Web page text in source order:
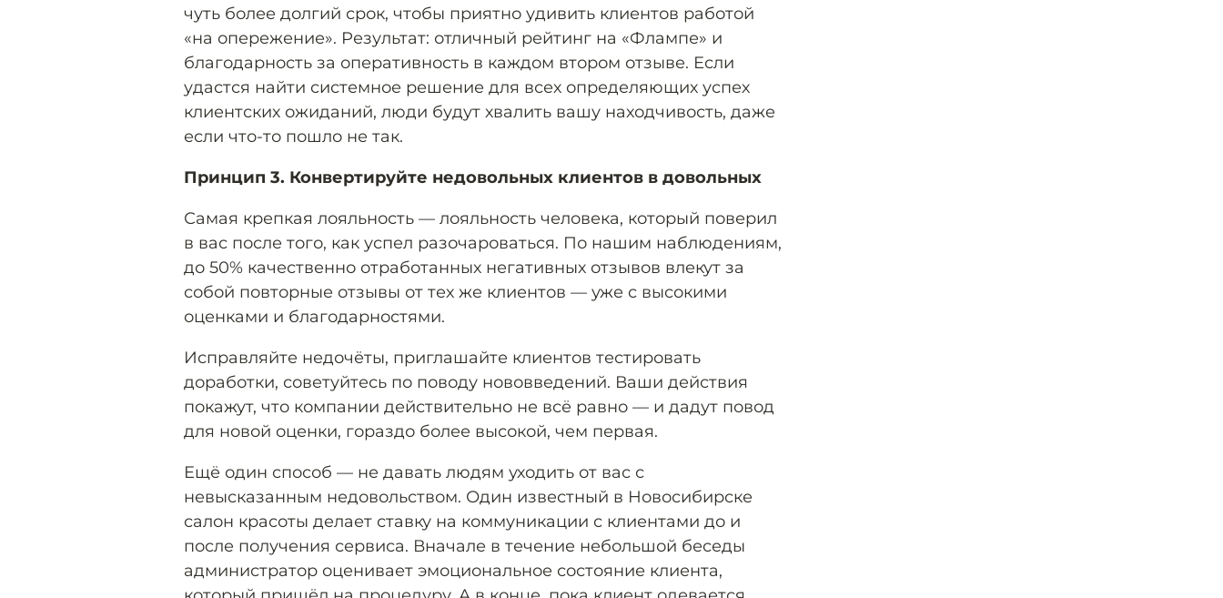
чуть более долгий срок, чтобы приятно удивить клиентов работой
«на опережение». Результат: отличный рейтинг на «Флампе» и
благодарность за оперативность в каждом втором отзыве. Если
удастся найти системное решение для всех определяющих успех
клиентских ожиданий, люди будут хвалить вашу находчивость, даже
если что-то пошло не так.
Принцип 3. Конвертируйте недовольных клиентов в довольных
Самая крепкая лояльность — лояльность человека, который поверил
в вас после того, как успел разочароваться. По нашим наблюдениям,
до 50% качественно отработанных негативных отзывов влекут за
собой повторные отзывы от тех же клиентов — уже с высокими
оценками и благодарностями.
Исправляйте недочёты, приглашайте клиентов тестировать
доработки, советуйтесь по поводу нововведений. Ваши действия
покажут, что компании действительно не всё равно — и дадут повод
для новой оценки, гораздо более высокой, чем первая.
Ещё один способ — не давать людям уходить от вас с
невысказанным недовольством. Один известный в Новосибирске
салон красоты делает ставку на коммуникации с клиентами до и
после получения сервиса. Вначале в течение небольшой беседы
администратор оценивает эмоциональное состояние клиента,